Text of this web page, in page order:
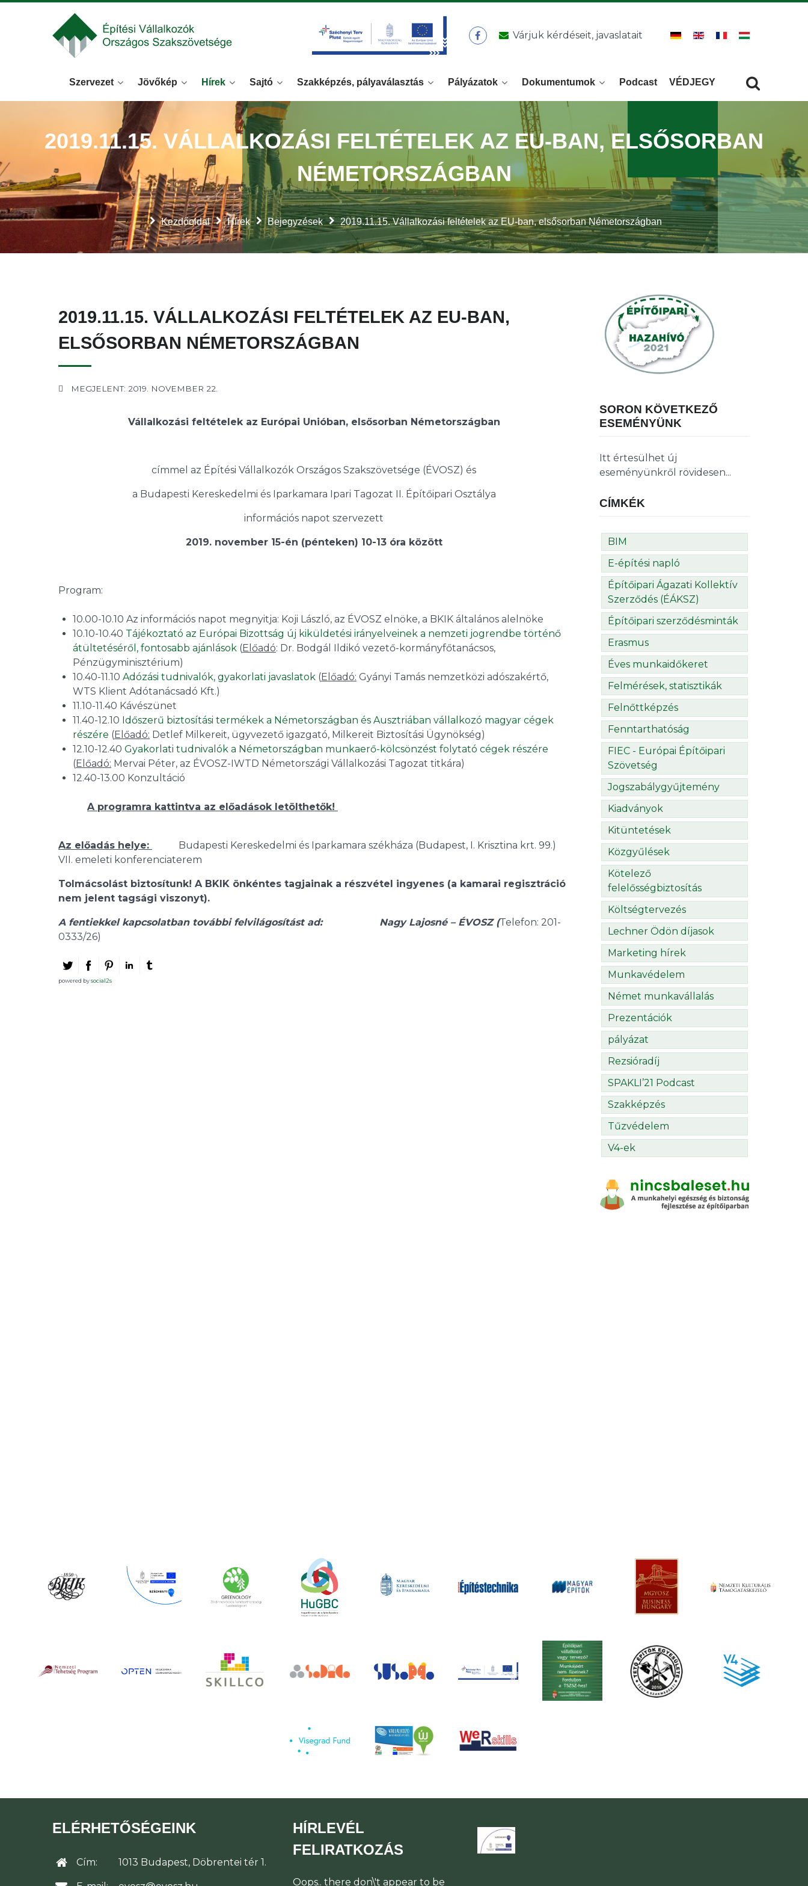
Várjuk kérdéseit, javaslatait
Szervezet Jövőkép Hírek Sajtó Szakképzés, pályaválasztás Pályázatok Dokumentumok Podcast VÉDJEGY
Kezdőoldal Hírek Bejegyzések 2019.11.15. Vállalkozási feltételek az EU-ban, elsősorban Németországban
2019.11.15. VÁLLALKOZÁSI FELTÉTELEK AZ EU-BAN, ELSŐSORBAN
NÉMETORSZÁGBAN
2019.11.15. VÁLLALKOZÁSI FELTÉTELEK AZ EU-BAN,
ELSŐSORBAN NÉMETORSZÁGBAN
MEGJELENT: 2019. NOVEMBER 22.
Vállalkozási feltételek az Európai Unióban, elsősorban Németországban
címmel az Építési Vállalkozók Országos Szakszövetsége (ÉVOSZ) és
a Budapesti Kereskedelmi és Iparkamara Ipari Tagozat II. Építőipari Osztálya
információs napot szervezett
2019. november 15-én (pénteken) 10-13 óra között
Program:
10.00-10.10 Az információs napot megnyitja: Koji László, az ÉVOSZ elnöke, a BKIK általános alelnöke
10.10-10.40 Tájékoztató az Európai Bizottság új kiküldetési irányelveinek a nemzeti jogrendbe történő
átültetéséről, fontosabb ajánlások (Előadó: Dr. Bodgál Ildikó vezető-kormányfőtanácsos,
Pénzügyminisztérium)
10.40-11.10 Adózási tudnivalók, gyakorlati javaslatok (Előadó: Gyányi Tamás nemzetközi adószakértő,
WTS Klient Adótanácsadó Kft.)
11.10-11.40 Kávészünet
11.40-12.10 Időszerű biztosítási termékek a Németországban és Ausztriában vállalkozó magyar cégek
részére (Előadó: Detlef Milkereit, ügyvezető igazgató, Milkereit Biztosítási Ügynökség)
12.10-12.40 Gyakorlati tudnivalók a Németországban munkaerő-kölcsönzést folytató cégek részére
(Előadó: Mervai Péter, az ÉVOSZ-IWTD Németországi Vállalkozási Tagozat titkára)
12.40-13.00 Konzultáció
A programra kattintva az előadások letölthetők!
Az előadás helye:
Budapesti Kereskedelmi és Iparkamara székháza (Budapest, I. Krisztina krt. 99.)
VII. emeleti konferenciaterem
Tolmácsolást biztosítunk! A BKIK önkéntes tagjainak a részvétel ingyenes (a kamarai regisztráció
nem jelent tagsági viszonyt).
A fentiekkel kapcsolatban további felvilágosítást ad: Nagy Lajosné – ÉVOSZ (Telefon: 201-
0333/26)
powered bysocial2s
SORON KÖVETKEZŐ
ESEMÉNYÜNK
Itt értesülhet új
eseményünkről rövidesen...
CÍMKÉK
BIM
E-építési napló
Építőipari Ágazati Kollektív
Szerződés (ÉÁKSZ)
Építőipari szerződésminták
Erasmus
Éves munkaidőkeret
Felmérések, statisztikák
Felnőttképzés
Fenntarthatóság
FIEC - Európai Építőipari
Szövetség
Jogszabálygyűjtemény
Kiadványok
Kitüntetések
Közgyűlések
Kötelező
felelősségbiztosítás
Költségtervezés
Lechner Ödön díjasok
Marketing hírek
Munkavédelem
Német munkavállalás
Prezentációk
pályázat
Rezsióradíj
SPAKLI’21 Podcast
Szakképzés
Tűzvédelem
V4-ek
ELÉRHETŐSÉGEINK
Cím: 1013 Budapest, Döbrentei tér 1.
HÍRLEVÉL
FELIRATKOZÁS
Oops.. there don\'t appear to be